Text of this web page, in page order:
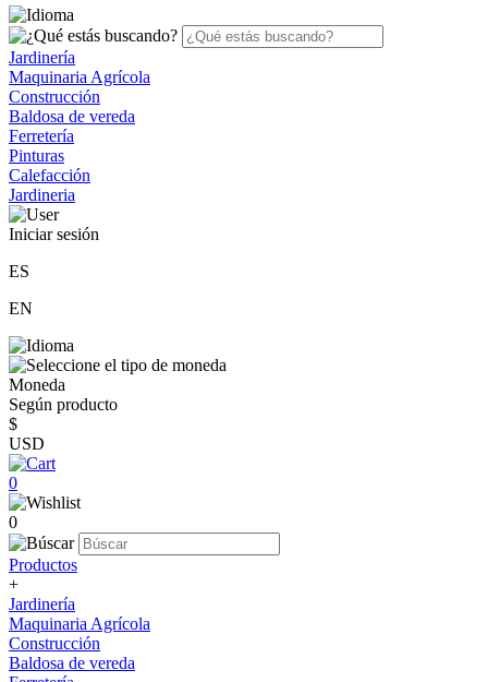
Jardinería
Maquinaria Agrícola
Construcción
Baldosa de vereda
Ferretería
Pinturas
Calefacción
Jardineria
Iniciar sesión
ES
EN
Moneda
Según producto
$
USD
0
0
Productos
+
Jardinería
Maquinaria Agrícola
Construcción
Baldosa de vereda